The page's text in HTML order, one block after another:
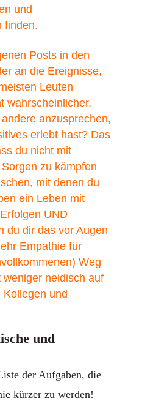
und
finden.
Posts in den
an die Ereignisse,
Leuten
wahrscheinlicher,
anzusprechen,
erlebt hast? Das
du nicht mit
zu kämpfen
mit denen du
ein Leben mit
UND
du dir das vor Augen
Empathie für
Weg
neidisch auf
und
und
der Aufgaben, die
kürzer zu werden!